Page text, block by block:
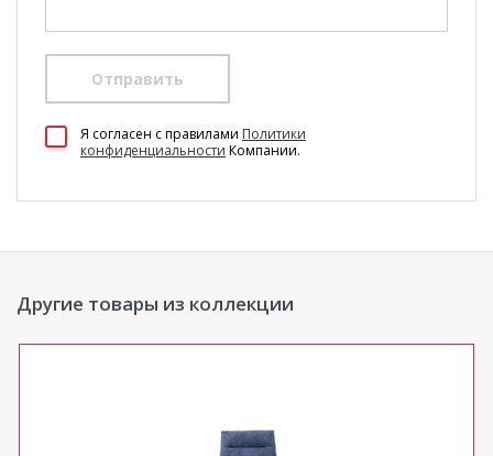
Отправить
Я согласен c правилами Политики
конфиденциальности Компании.
Другие товары из коллекции